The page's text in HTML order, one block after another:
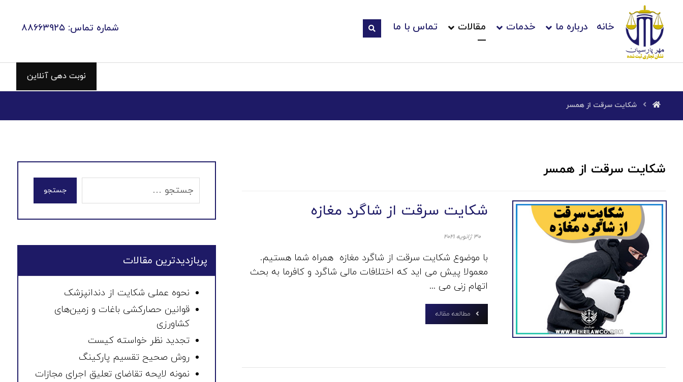
خانه درباره ما خدمات مقالات تماس با ما شماره تماس: ۸۸۶۶۳۹۲۵
نوبت دهی آنلاین
شکایت سرقت از همسر
شکایت سرقت از همسر
شکایت سرقت از شاگرد مغازه
۳۰ ژانویه ۲۰۲۱
با موضوع شکایت سرقت از شاگرد مغازه همراه شما هستیم.
معمولا پیش می اید که اختلافات مالی شاگرد و کافرما به بحث
اتهام زنی می ...
مطالعه مقاله
جستجو
پربازدیدترین مقالات
نحوه عملی شکایت از دندانپزشک
قوانین حصارکشی باغات و زمین‌های
کشاورزی
تجدید نظر خواسته کیست
روش صحیح تقسیم پارکینگ
نمونه لایحه تقاضای تعلیق اجرای مجازات